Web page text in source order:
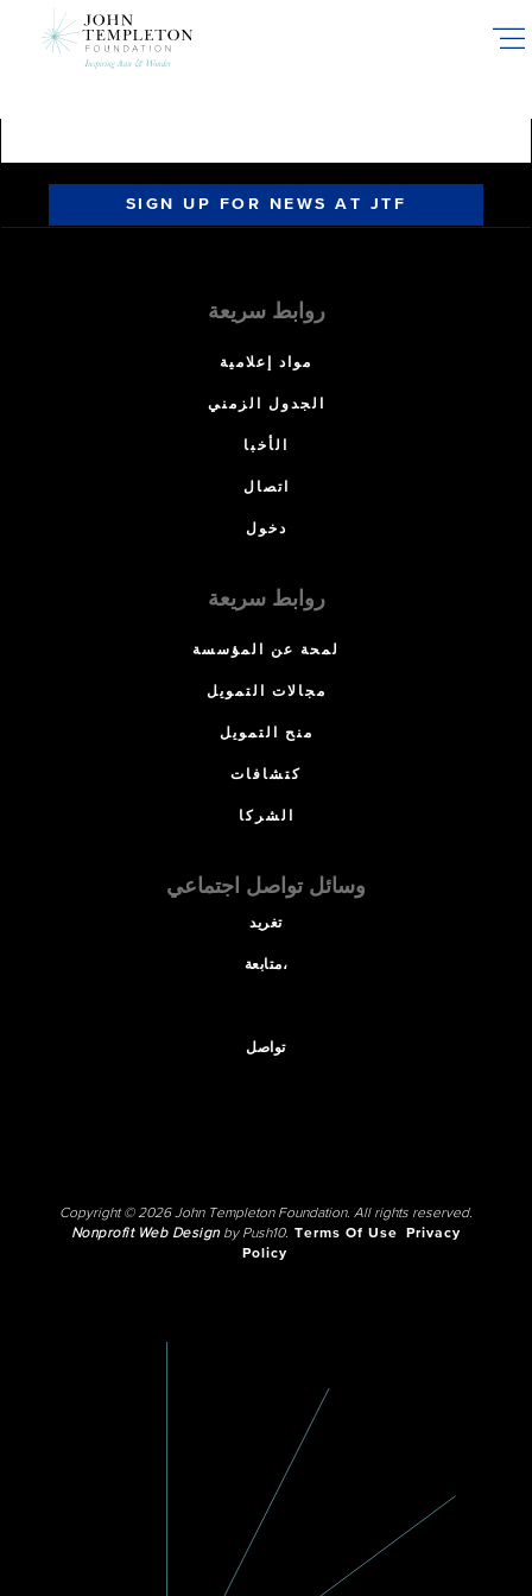
SIGN UP FOR NEWS AT JTF
روابط سريعة
مواد إعلامية
الجدول الزمني
الأخبا
اتصال
دخول
روابط سريعة
لمحة عن المؤسسة
مجالات التمويل
منح التمويل
كتشافات
الشركا
وسائل تواصل اجتماعي
تغريد
متابعة،
تواصل
Copyright © 2026 John Templeton Foundation. All rights reserved.
Nonprofit Web Designby Push10. Terms Of Use
Privacy
Policy